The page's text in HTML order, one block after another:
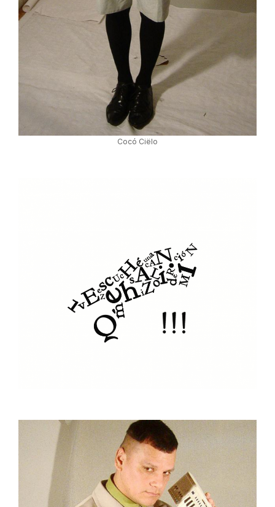
Cocó Ciëlo